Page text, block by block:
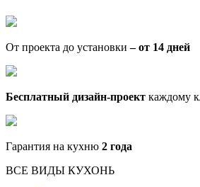
От проекта до установки– от 14 дней
Бесплатный дизайн-проект каждому
Гарантия на кухню 2 года
ВСЕ ВИДЫ КУХОНЬ